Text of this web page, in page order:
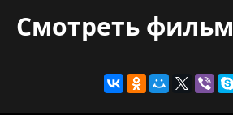
Смотреть фильм